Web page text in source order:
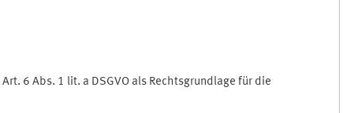
6 Abs. 1 lit. a DSGVO als Rechtsgrundlage für die